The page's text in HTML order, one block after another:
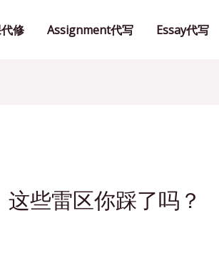
修 Assignment代写 Essay代写
些雷区你踩了吗？